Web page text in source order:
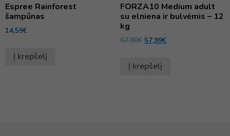
Espree Rainforest
šampūnas
14,59€
Į krepšelį
FORZA10 Medium adult
su elniena ir bulvėmis – 12
kg
67,80€ 57,99€
Į krepšelį